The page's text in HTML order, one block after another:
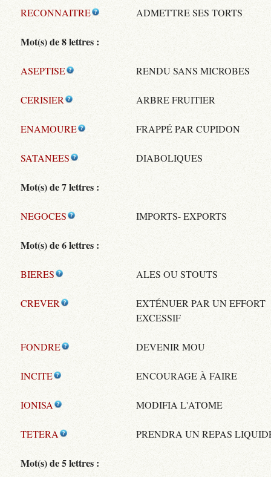
RECONNAITRE ADMETTRE SES TORTS
Mot(s) de 8 lettres :
ASEPTISE RENDU SANS MICROBES
CERISIER ARBRE FRUITIER
ENAMOURE FRAPPÉ PAR CUPIDON
SATANEES DIABOLIQUES
Mot(s) de 7 lettres :
NEGOCES IMPORTS- EXPORTS
Mot(s) de 6 lettres :
BIERES ALES OU STOUTS
CREVER
EXTÉNUER PAR UN EFFORT
EXCESSIF
FONDRE DEVENIR MOU
INCITE ENCOURAGE À FAIRE
IONISA MODIFIA L'ATOME
TETERA PRENDRA UN REPAS
Mot(s) de 5 lettres :